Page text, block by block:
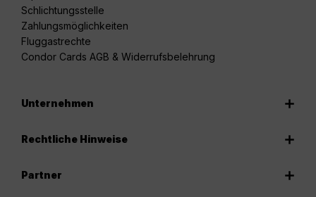
Schlichtungsstelle
Zahlungsmöglichkeiten
Fluggastrechte
Condor Cards AGB & Widerrufsbelehrung
Unternehmen
Rechtliche Hinweise
Partner